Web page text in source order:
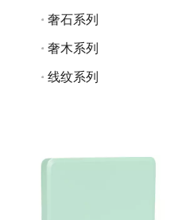
奢石系列
奢木系列
线纹系列